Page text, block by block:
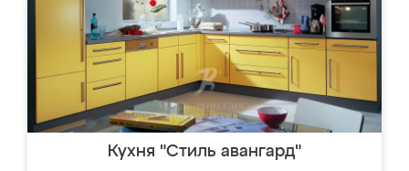
Кухня "Стиль авангард"